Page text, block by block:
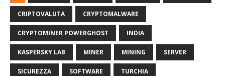
CRIPTOVALUTA CRYPTOMALWARE
CRYPTOMINER POWERGHOST INDIA
KASPERSKY LAB MINER MINING SERVER
SICUREZZA SOFTWARE TURCHIA